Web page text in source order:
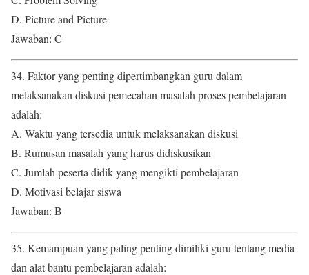
D. Picture and Picture
Jawaban: C
34. Faktor yang penting dipertimbangkan guru dalam
melaksanakan diskusi pemecahan masalah proses pembelajaran
adalah:
A. Waktu yang tersedia untuk melaksanakan diskusi
B. Rumusan masalah yang harus didiskusikan
C. Jumlah peserta didik yang mengikti pembelajaran
D. Motivasi belajar siswa
Jawaban: B
35. Kemampuan yang paling penting dimiliki guru tentang media
dan alat bantu pembelajaran adalah: